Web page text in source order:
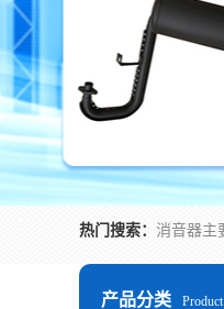
热门搜索：
产品分类 Product